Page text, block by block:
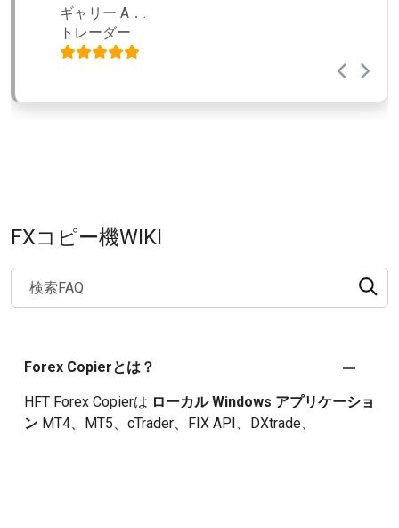
ギャリー A．.
トレーダー
バリー・F.
FXマネーマネージャー
イリヤ・T.
外国為替シグナルプロバイダー
FXコピー機WIKI
Search through FAQ items. Results will update as you type.
Forex Copierとは？
HFT Forex Copierは ローカル Windows アプリケーショ
ン MT4、MT5、cTrader、FIX API、DXtrade、